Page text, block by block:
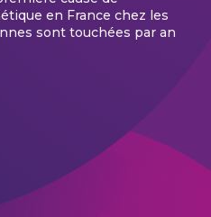
en France chez les
sont touchées par an